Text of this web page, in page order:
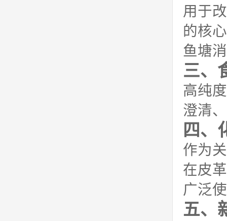
用于
的核
鱼塘
三、
高纯
澄清
四、
作为
在皮
广泛
五、